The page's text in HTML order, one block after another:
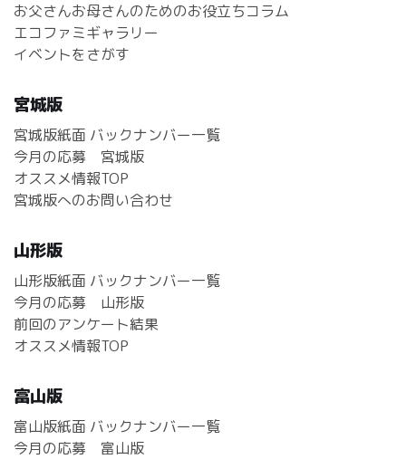
お父さんお母さんのためのお役立ちコラム
エコファミギャラリー
イベントをさがす
宮城版
宮城版紙面 バックナンバー一覧
今月の応募 宮城版
オススメ情報TOP
宮城版へのお問い合わせ
山形版
山形版紙面 バックナンバー一覧
今月の応募 山形版
前回のアンケート結果
オススメ情報TOP
富山版
富山版紙面 バックナンバー一覧
今月の応募 富山版